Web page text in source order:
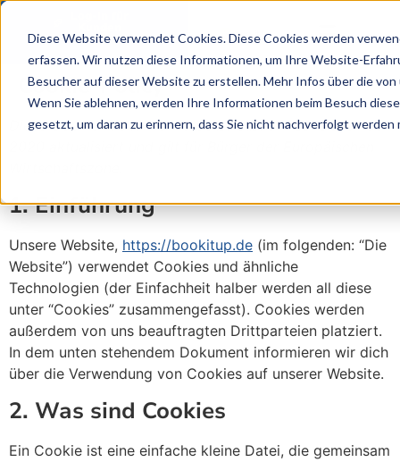
Diese Website verwendet Cookies. Diese Cookies werden
erfassen. Wir nutzen diese Informationen, um Ihre Website-
Besucher auf dieser Website zu erstellen. Mehr Infos über die
Wenn Sie ablehnen, werden Ihre Informationen beim Besuch
gesetzt, um daran zu erinnern, dass Sie nicht nachverfolgt werden
Cookie-Policy
Diese Cookie-Richtlinie wurde zuletzt am 29. Dezember
1. Einführung
Unsere Website, https://bookitup.de (im folgenden: “Die
Website”) verwendet Cookies und ähnliche
Technologien (der Einfachheit halber werden all diese
unter “Cookies” zusammengefasst). Cookies werden
außerdem von uns beauftragten Drittparteien platziert.
In dem unten stehendem Dokument informieren wir dich
über die Verwendung von Cookies auf unserer Website.
2. Was sind Cookies
Ein Cookie ist eine einfache kleine Datei, die gemeinsam